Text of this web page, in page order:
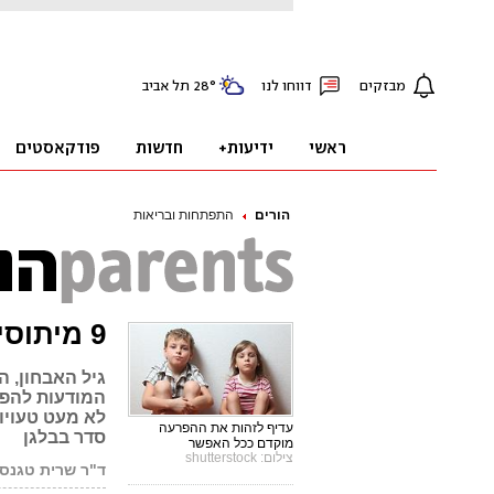
הורים התפתחות ובריאות
9 מיתוסים על הפרעת קשב וריכוז
גיל האבחון,
המודעות
לא מעט
סדר בבלגן
ד"ר שרית
עדיף לזהות את ההפרעה
מוקדם ככל האפשר
צילום: shutterstock